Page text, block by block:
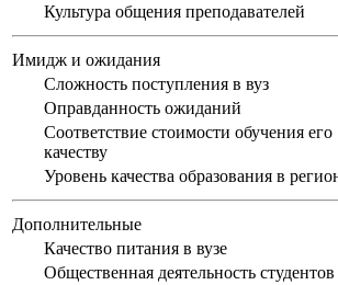
Культура общения преподавателей
Имидж и ожидания
Сложность поступления в вуз
Оправданность ожиданий
Соответствие стоимости обучения его
качеству
Уровень качества образования в
Дополнительные
Качество питания в вузе
Общественная деятельность студентов